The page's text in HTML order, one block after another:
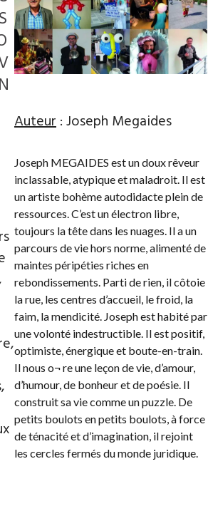
Auteur: Joseph Megaides
Joseph MEGAIDES est un doux rêveur
inclassable, atypique et maladroit. Il est
un artiste bohème autodidacte plein de
ressources. C’est un électron libre,
toujours la tête dans les nuages. Il a un
parcours de vie hors norme, alimenté de
maintes péripéties riches en
rebondissements. Parti de rien, il côtoie
la rue, les centres d’accueil, le froid, la
faim, la mendicité. Joseph est habité par
une volonté indestructible. Il est positif,
optimiste, énergique et boute-en-train.
Il nous o¬ re une leçon de vie, d’amour,
d’humour, de bonheur et de poésie. Il
construit sa vie comme un puzzle. De
petits boulots en petits boulots, à force
de ténacité et d’imagination, il rejoint
les cercles fermés du monde juridique.